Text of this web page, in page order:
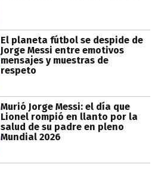
El planeta fútbol se despide de
Jorge Messi entre emotivos
mensajes y muestras de
respeto
Murió Jorge Messi: el día que
Lionel rompió en llanto por la
salud de su padre en pleno
Mundial 2026